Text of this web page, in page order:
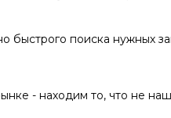
быстрого поиска нужных
- находим то, что не